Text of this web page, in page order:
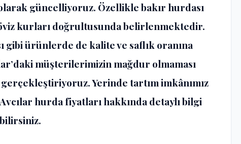
güncelliyoruz. Özellikle bakır hurdası
kurları doğrultusunda belirlenmektedir.
gibi ürünlerde de kalite ve saflık oranına
müşterilerimizin mağdur olmaması
Yerinde tartım imkânımız
hurda fiyatları hakkında detaylı bilgi